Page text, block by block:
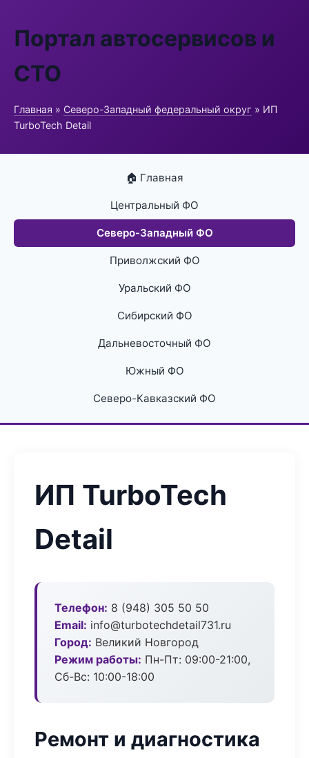
Портал автосервисов и
СТО
Главная » Северо-Западный федеральный округ » ИП
TurboTech Detail
🏠 Главная
Центральный ФО
Северо-Западный ФО
Приволжский ФО
Уральский ФО
Сибирский ФО
Дальневосточный ФО
Южный ФО
Северо-Кавказский ФО
ИП TurboTech
Detail
Телефон: 8 (948) 305 50 50
Email: info@turbotechdetail731.ru
Город: Великий Новгород
Режим работы: Пн-Пт: 09:00-21:00,
Сб-Вс: 10:00-18:00
Ремонт и диагностика